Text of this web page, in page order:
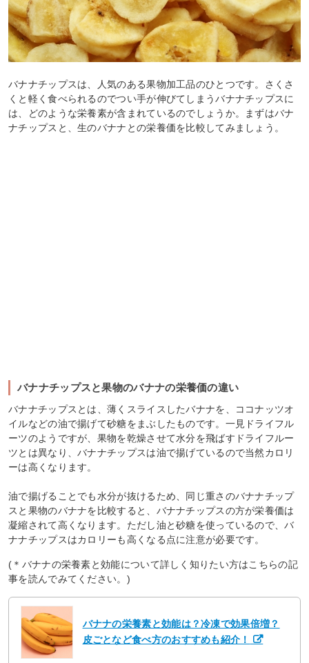
バナナチップスは、人気のある果物加工品のひとつです。さくさ
くと軽く食べられるのでつい手が伸びてしまうバナナチップスに
は、どのような栄養素が含まれているのでしょうか。まずはバナ
ナチップスと、生のバナナとの栄養価を比較してみましょう。
バナナチップスと果物のバナナの栄養価の違い
バナナチップスとは、薄くスライスしたバナナを、ココナッツオ
イルなどの油で揚げて砂糖をまぶしたものです。一見ドライフル
ーツのようですが、果物を乾燥させて水分を飛ばすドライフルー
ツとは異なり、バナナチップスは油で揚げているので当然カロリ
ーは高くなります。
油で揚げることでも水分が抜けるため、同じ重さのバナナチップ
スと果物のバナナを比較すると、バナナチップスの方が栄養価は
凝縮されて高くなります。ただし油と砂糖を使っているので、バ
ナナチップスはカロリーも高くなる点に注意が必要です。
(＊バナナの栄養素と効能について詳しく知りたい方はこちらの記
事を読んでみてください。)
バナナの栄養素と効能は？冷凍で効果倍増？
皮ごとなど食べ方のおすすめも紹介！